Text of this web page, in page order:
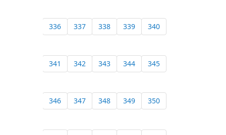
336 337 338 339 340
341 342 343 344 345
346 347 348 349 350